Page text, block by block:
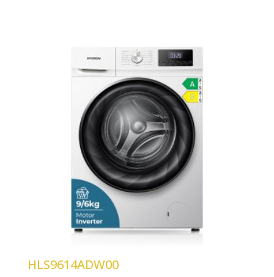
HLS9614ADW00
Capacidad carga 9/6 kg
Centrifugado 1400 rpm
Motor Inverter